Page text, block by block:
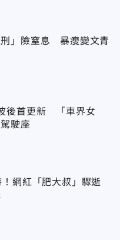
刑」險窒息 暴瘦變文青
後首更新 「車界女
駛座
！網紅「肥大叔」驟逝